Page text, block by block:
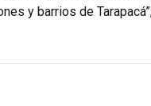
y barrios de